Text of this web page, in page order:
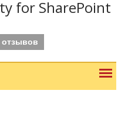
for SharePoint
отзывов